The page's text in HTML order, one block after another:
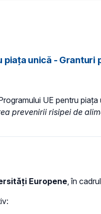
unică -
UE pentru piața
prevenirii risipei de
Europene , în